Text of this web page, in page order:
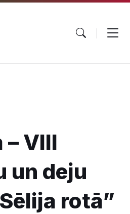
VIII
un deju
rotā”